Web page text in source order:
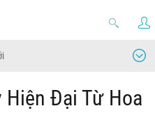
Hiện Đại Từ Hoa